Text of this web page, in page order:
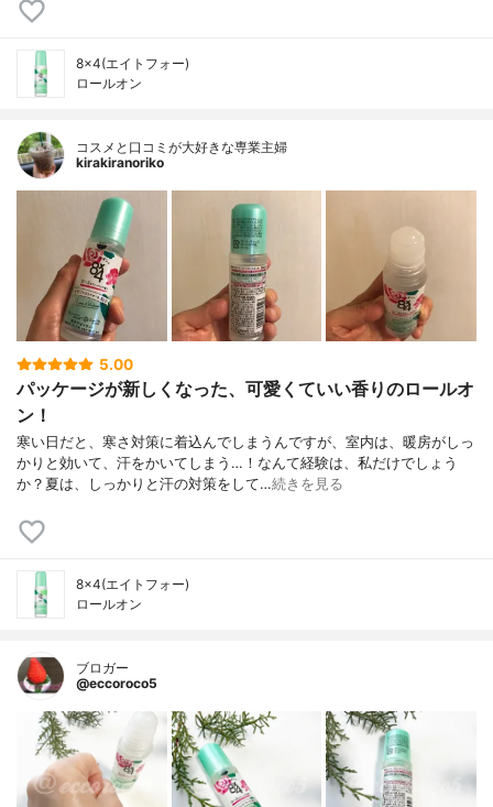
8×4(エイトフォー)
ロールオン
コスメと口コミが大好きな専業主婦
kirakiranoriko
5.00
パッケージが新しくなった、可愛くていい香りのロールオ
ン！
寒い日だと、寒さ対策に着込んでしまうんですが、室内は、暖房がしっ
かりと効いて、汗をかいてしまう…！なんて経験は、私だけでしょう
か？夏は、しっかりと汗の対策をして…続きを見る
8×4(エイトフォー)
ロールオン
ブロガー
@eccoroco5